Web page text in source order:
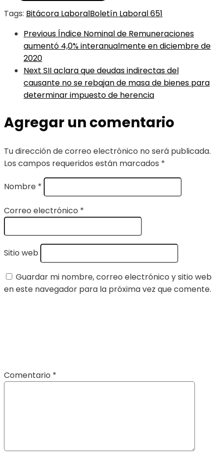
Tags: Bitácora LaboralBoletín Laboral 651
PreviousÍndice Nominal de Remuneraciones
aumentó 4,0% interanualmente en diciembre de
2020
Next SII aclara que deudas indirectas del
causante no se rebajan de masa de bienes para
determinar impuesto de herencia
Agregar un comentario
Tu dirección de correo electrónico no será publicada.
Los campos requeridos están marcados *
Nombre *
Correo electrónico *
Sitio web
Guardar mi nombre, correo electrónico y sitio web
en este navegador para la próxima vez que comente.
Comentario *